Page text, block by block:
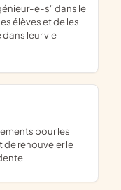
e-s" dans le
élèves et de les
leur vie
de renouveler le